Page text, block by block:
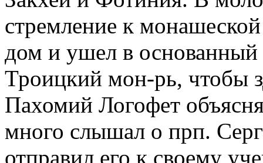
стремление к
дом и ушел в
Троицкий мон-рь, чтобы
Пахомий Логофет
много слышал о прп.
отправил его к своему